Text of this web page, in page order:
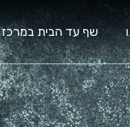
שף עד הבית במרכז